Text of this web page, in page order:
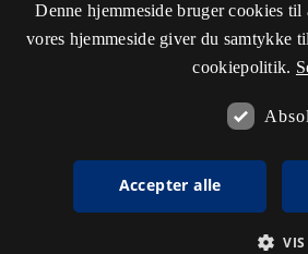
Denne hjemmeside bruger cookies
vores hjemmeside giver du samtykke
cookiepolitik.
Accepter alle
VIS